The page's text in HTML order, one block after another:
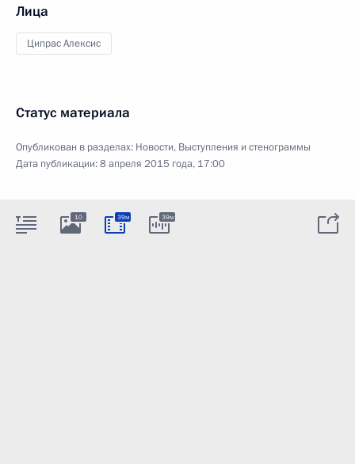
Лица
Ципрас Алексис
Статус материала
Опубликован в разделах: Новости, Выступления и стенограммы
Дата публикации:8 апреля 2015 года, 17:00
10 39м 39м